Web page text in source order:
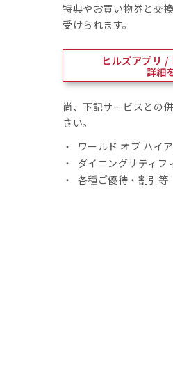
特典やお買い物券と交
受けられます。
ヒルズアプリ /
詳細
尚、下記サービスとの
さい。
ワールド オブ ハイ
ダイニングサティフ
各種ご優待・割引等